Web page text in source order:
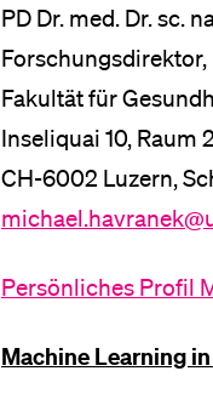
PD Dr. med. Dr. sc.
Fakultät für
Inseliquai 10, Raum
CH-6002 Luzern,
Persönliches Profil
Machine Learning